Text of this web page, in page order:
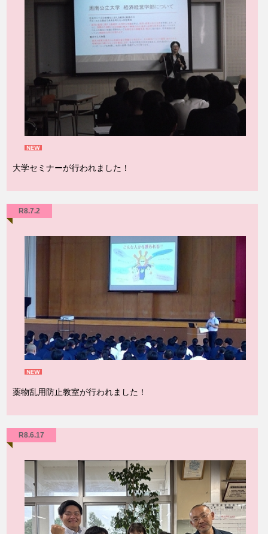
大学セミナーが行われました！
R8.7.2
薬物乱用防止教室が行われました！
R8.6.17